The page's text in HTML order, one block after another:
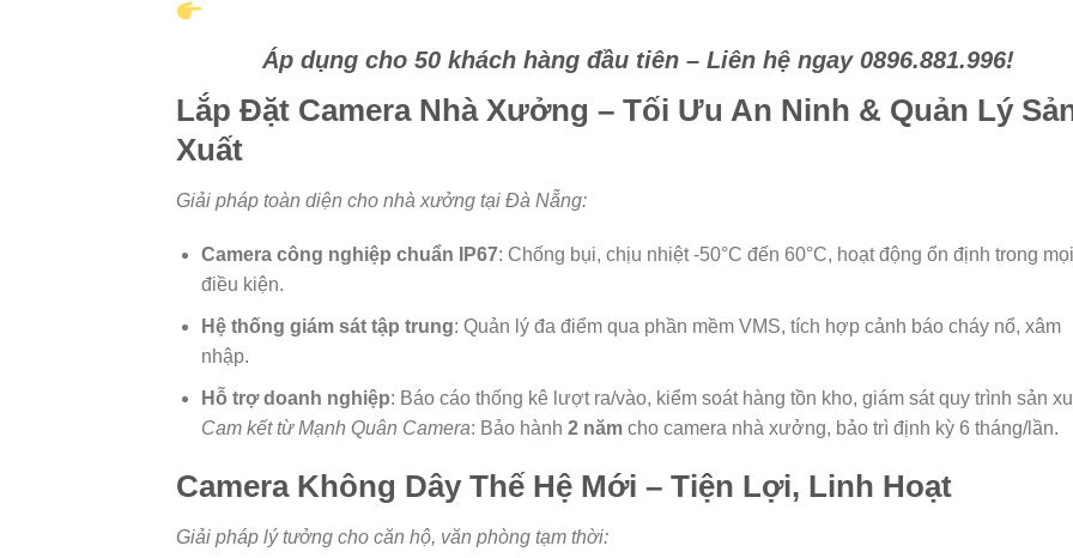
Áp dụng cho 50 khách hàng đầu tiên – Liên hệ ngay 0896.881.996!
Lắp Đặt Camera Nhà Xưởng – Tối Ưu An Ninh & Quản Lý
Xuất
Giải pháp toàn diện cho nhà xưởng tại Đà Nẵng:
Camera công nghiệp chuẩn IP67: Chống bụi, chịu nhiệt -50°C đến 60°C, hoạt động ổn định trong mọi
điều kiện.
Hệ thống giám sát tập trung: Quản lý đa điểm qua phần mềm VMS, tích hợp cảnh báo cháy nổ, xâm
nhập.
Hỗ trợ doanh nghiệp: Báo cáo thống kê lượt ra/vào, kiểm soát hàng tồn kho, giám sát quy trình sản
Cam kết từ Mạnh Quân Camera: Bảo hành 2nămcho camera nhà xưởng, bảo trì định kỳ 6 tháng/lần.
Camera Không Dây Thế Hệ Mới – Tiện Lợi, Linh Hoạt
Giải pháp lý tưởng cho căn hộ, văn phòng tạm thời: